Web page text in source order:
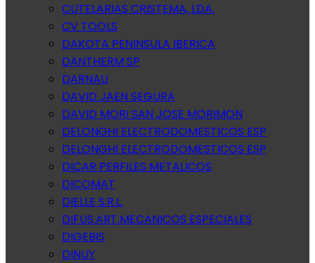
CUTELARIAS CRISTEMA, LDA.
CV TOOLS
DAKOTA PENINSULA IBERICA
DANTHERM SP
DARNAU
DAVID JAEN SEGURA
DAVID MORI SAN JOSE MORIMON
DELONGHI ELECTRODOMESTICOS ESP
DELONGHI ELECTRODOMESTICOS ESP
DICAR PERFILES METALICOS
DICOMAT
DIELLE S.R.L.
DIFUS.ART.MECANICOS ESPECIALES
DIGEBIS
DINUY